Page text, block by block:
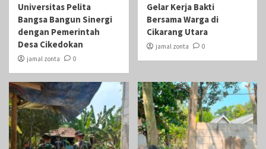
Universitas Pelita
Bangsa Bangun Sinergi
dengan Pemerintah
Desa Cikedokan
jamal zonta 0
Gelar Kerja Bakti
Bersama Warga di
Cikarang Utara
jamal zonta 0